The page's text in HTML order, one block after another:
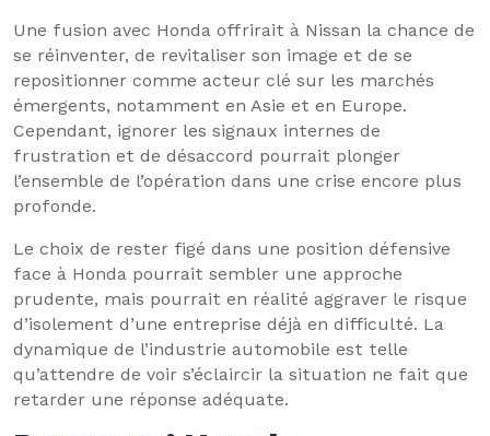
Une fusion avec Honda offrirait à Nissan la chance de
se réinventer, de revitaliser son image et de se
repositionner comme acteur clé sur les marchés
émergents, notamment en Asie et en Europe.
Cependant, ignorer les signaux internes de
frustration et de désaccord pourrait plonger
l’ensemble de l’opération dans une crise encore plus
profonde.
Le choix de rester figé dans une position défensive
face à Honda pourrait sembler une approche
prudente, mais pourrait en réalité aggraver le risque
d’isolement d’une entreprise déjà en difficulté. La
dynamique de l’industrie automobile est telle
qu’attendre de voir s’éclaircir la situation ne fait que
retarder une réponse adéquate.